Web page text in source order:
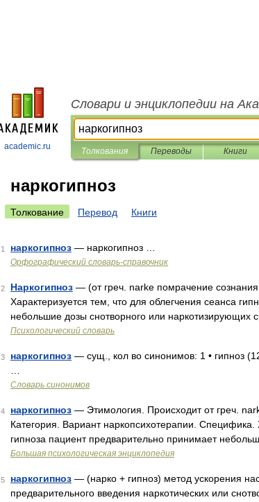
academic.ru
Словари и энциклопедии на
Толкования Переводы Книги
наркогипноз
Толкование Перевод Книги
1 наркогипноз — наркогипноз …
Орфографический словарь-справочник
2 Наркогипноз — (от греч. narke помрачение сознания
Характеризуется тем, что для облегчения сеанса
небольшие дозы снотворного или наркотизирующих
Психологический словарь
3 наркогипноз — сущ., кол во синонимов: 1 • гипноз
Словарь синонимов
4 наркогипноз — Этимология. Происходит от греч.
Категория. Вариант наркопсихотерапии. Специфика.
гипноза пациент предварительно принимает
Большая психологическая энциклопедия
5 наркогипноз — (нарко + гипноз) метод ускорения
предварительного введения наркотических или